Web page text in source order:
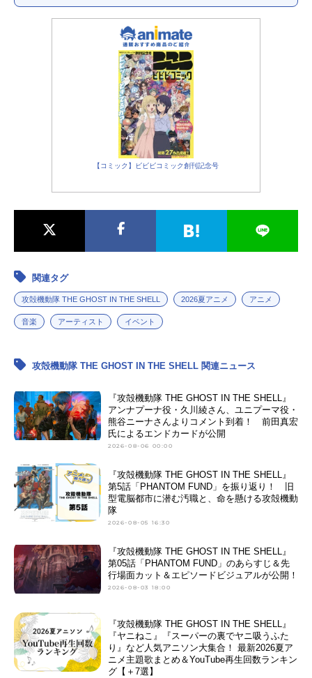
ユニプーマ：熊谷ニーナ
【コミック】ビビビコミック創刊記念号
関連タグ
攻殻機動隊 THE GHOST IN THE SHELL 2026夏アニメ アニメ
音楽 アーティスト イベント
攻殻機動隊 THE GHOST IN THE SHELL 関連ニュース
『攻殻機動隊 THE GHOST IN THE SHELL』
アンナプーナ役・久川綾さん、ユニプーマ役・
熊谷ニーナさんよりコメント到着！ 前田真宏
氏によるエンドカードが公開
2026-08-06 00:00
『攻殻機動隊 THE GHOST IN THE SHELL』
第5話「PHANTOM FUND」を振り返り！ 旧
型電脳都市に潜む汚職と、命を懸ける攻殻機動
隊
2026-08-05 16:30
『攻殻機動隊 THE GHOST IN THE SHELL』
第05話「PHANTOM FUND」のあらすじ＆先
行場面カット＆エピソードビジュアルが公開！
2026-08-03 18:00
『攻殻機動隊 THE GHOST IN THE SHELL』
『ヤニねこ』『スーパーの裏でヤニ吸うふた
り』など人気アニソン大集合！ 最新2026夏ア
ニメ主題歌まとめ＆YouTube再生回数ランキン
グ【＋7選】